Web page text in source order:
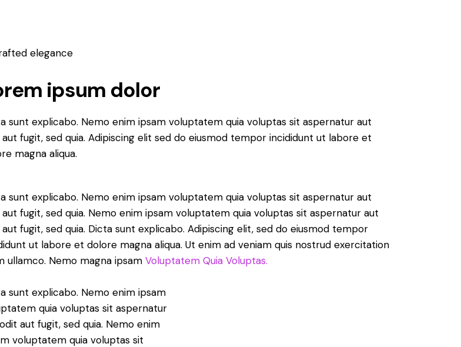
ipsum dolor
sunt explicabo. Nemo enim ipsam voluptatem quia voluptas sit aspernatur aut
fugit, sed quia. Adipiscing elit sed do eiusmod tempor incididunt ut labore et
magna aliqua.
sunt explicabo. Nemo enim ipsam voluptatem quia voluptas sit aspernatur aut
fugit, sed quia. Nemo enim ipsam voluptatem quia voluptas sit aspernatur aut
fugit, sed quia. Dicta sunt explicabo. Adipiscing elit, sed do eiusmod tempor
ut labore et dolore magna aliqua. Ut enim ad veniam quis nostrud exercitation
ullamco. Nemo magna ipsam Voluptatem Quia Voluptas.
sunt explicabo. Nemo enim ipsam
quia voluptas sit aspernatur
aut fugit, sed quia. Nemo enim
voluptatem quia voluptas sit